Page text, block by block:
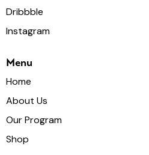
Dribbble
Instagram
Menu
Home
About Us
Our Program
Shop